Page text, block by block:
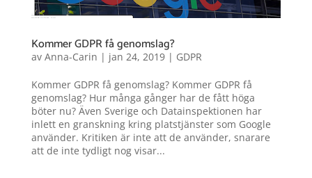
Kommer GDPR få genomslag?
av Anna-Carin | jan 24, 2019| GDPR
Kommer GDPR få genomslag? Kommer GDPR få
genomslag? Hur många gånger har de fått höga
böter nu? Även Sverige och Datainspektionen har
inlett en granskning kring platstjänster som Google
använder. Kritiken är inte att de använder, snarare
att de inte tydligt nog visar...